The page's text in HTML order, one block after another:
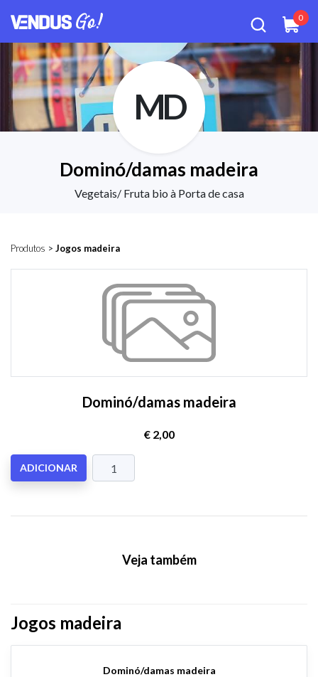
0
MD
Dominó/damas madeira
Vegetais/ Fruta bio à Porta de casa
Produtos > Jogos madeira
Dominó/damas madeira
€ 2,00
ADICIONAR
Veja também
Jogos madeira
Dominó/damas madeira